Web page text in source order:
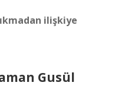
ilişkiye
Gusül